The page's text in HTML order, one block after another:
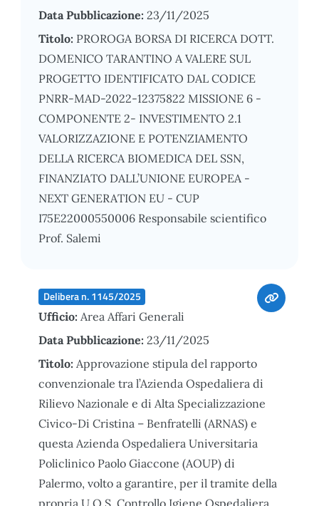
Data Pubblicazione: 23/11/2025
Titolo: PROROGA BORSA DI RICERCA DOTT.
DOMENICO TARANTINO A VALERE SUL
PROGETTO IDENTIFICATO DAL CODICE
PNRR-MAD-2022-12375822 MISSIONE 6 -
COMPONENTE 2- INVESTIMENTO 2.1
VALORIZZAZIONE E POTENZIAMENTO
DELLA RICERCA BIOMEDICA DEL SSN,
FINANZIATO DALL’UNIONE EUROPEA -
NEXT GENERATION EU - CUP
I75E22000550006 Responsabile scientifico
Prof. Salemi
Delibera n. 1145/2025
Ufficio: Area Affari Generali
Data Pubblicazione: 23/11/2025
Titolo: Approvazione stipula del rapporto
convenzionale tra l’Azienda Ospedaliera di
Rilievo Nazionale e di Alta Specializzazione
Civico-Di Cristina – Benfratelli (ARNAS) e
questa Azienda Ospedaliera Universitaria
Policlinico Paolo Giaccone (AOUP) di
Palermo, volto a garantire, per il tramite della
propria U.O.S. Controllo Igiene Ospedaliera,